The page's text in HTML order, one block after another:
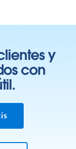
y
con